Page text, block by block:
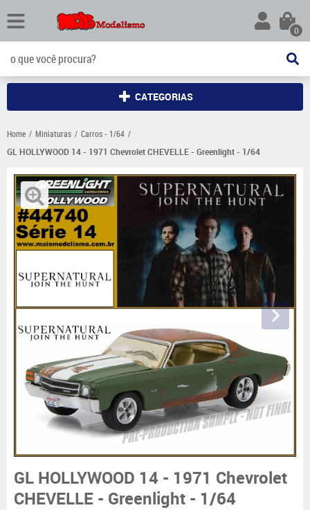
0
CATEGORIAS
Home Miniaturas
Carros - 1/64
GL HOLLYWOOD 14 - 1971 Chevrolet CHEVELLE - Greenlight - 1/64
GL HOLLYWOOD 14 - 1971 Chevrolet
CHEVELLE - Greenlight - 1/64